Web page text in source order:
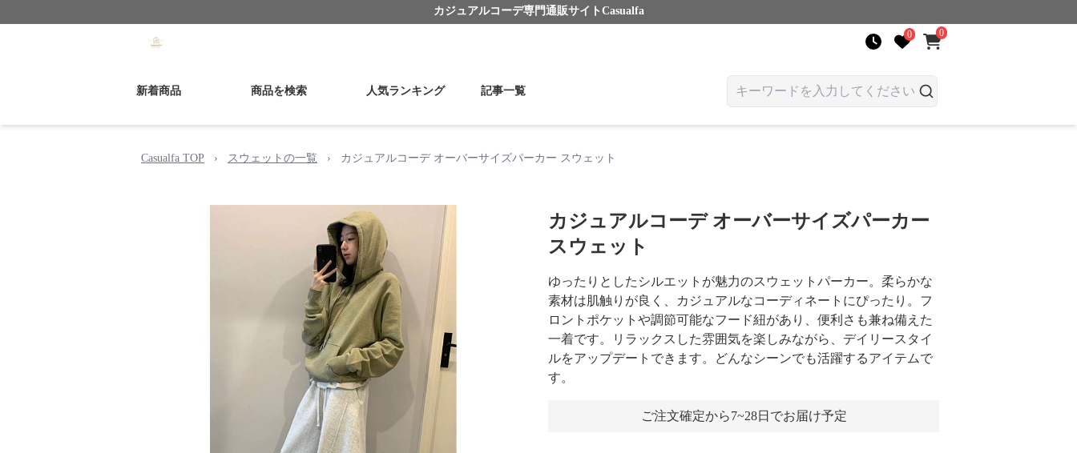
カジュアルコーデ専門通販サイト Casualfa
0 0
新着商品 商品を検索 人気ランキング 記事一覧
Casualfa TOP › スウェットの一覧 › カジュアルコーデ オーバーサイズパーカー スウェット
カジュアルコーデ オーバーサイズパーカー
スウェット
ゆったりとしたシルエットが魅力のスウェットパーカー。柔らかな
素材は肌触りが良く、カジュアルなコーディネートにぴったり。フ
ロントポケットや調節可能なフード紐があり、便利さも兼ね備えた
一着です。リラックスした雰囲気を楽しみながら、デイリースタイ
ルをアップデートできます。どんなシーンでも活躍するアイテムで
す。
ご注文確定から7~28日でお届け予定